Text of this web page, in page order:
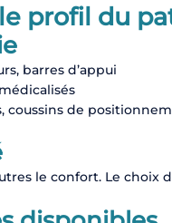
profil du
barres d’appui
coussins de
le confort. Le choix